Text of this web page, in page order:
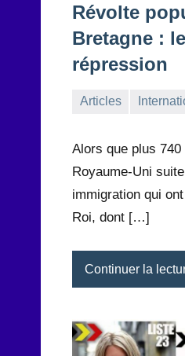
Révolte
Bretagne :
répression
Articles
Alors que plus
Royaume-Uni
immigration qui
Roi, dont […]
Continuer la